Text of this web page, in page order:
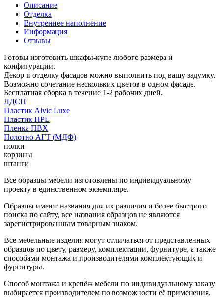
Описание
Отделка
Внутреннее наполнение
Информация
Отзывы
Готовы изготовить шкафы-купе любого размера и
конфигурации.
Декор и отделку фасадов можно выполнить под вашу задумку.
Возможно сочетание нескольких цветов в одном фасаде.
Бесплатная сборка в течение 1-2 рабочих дней.
ЛДСП
Пластик Alvic Luxe
Пластик HPL
Пленка ПВХ
Полотно АГТ (МДФ)
полки
корзины
штанги
Все образцы мебели изготовлены по индивидуальному
проекту в единственном экземпляре.
Образцы имеют названия для их различия и более быстрого
поиска по сайту, все названия образцов не являются
зарегистрированным товарным знаком.
Все мебельные изделия могут отличаться от представленных
образцов по цвету, размеру, комплектации, фурнитуре, а также
способами монтажа и производителями комплектующих и
фурнитуры.
Способ монтажа и крепёж мебели по индивидуальному заказу
выбирается производителем по возможности её применения.